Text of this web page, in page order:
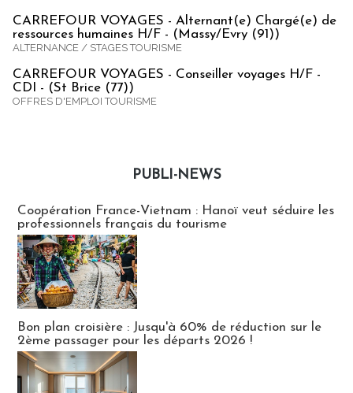
CARREFOUR VOYAGES - Alternant(e) Chargé(e) de
ressources humaines H/F - (Massy/Evry (91))
ALTERNANCE / STAGES TOURISME
CARREFOUR VOYAGES - Conseiller voyages H/F -
CDI - (St Brice (77))
OFFRES D'EMPLOI TOURISME
PUBLI-NEWS
Coopération France-Vietnam : Hanoï veut séduire les
professionnels français du tourisme
Bon plan croisière : Jusqu'à 60% de réduction sur le
2ème passager pour les départs 2026 !